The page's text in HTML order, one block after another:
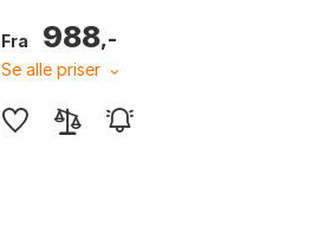
lomme med glidelås, innvendi...
Fra 988,-
Se alle priser